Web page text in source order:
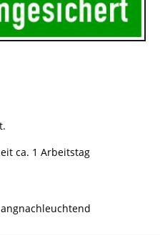
ca. 1 Arbeitstag